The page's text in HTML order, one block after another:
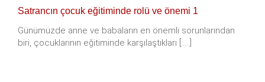
Satrancın çocuk eğitiminde rolü ve önemi 1
Günümüzde anne ve babaların en önemli sorunlarından
biri, çocuklarının eğitiminde karşılaştıkları [.....]